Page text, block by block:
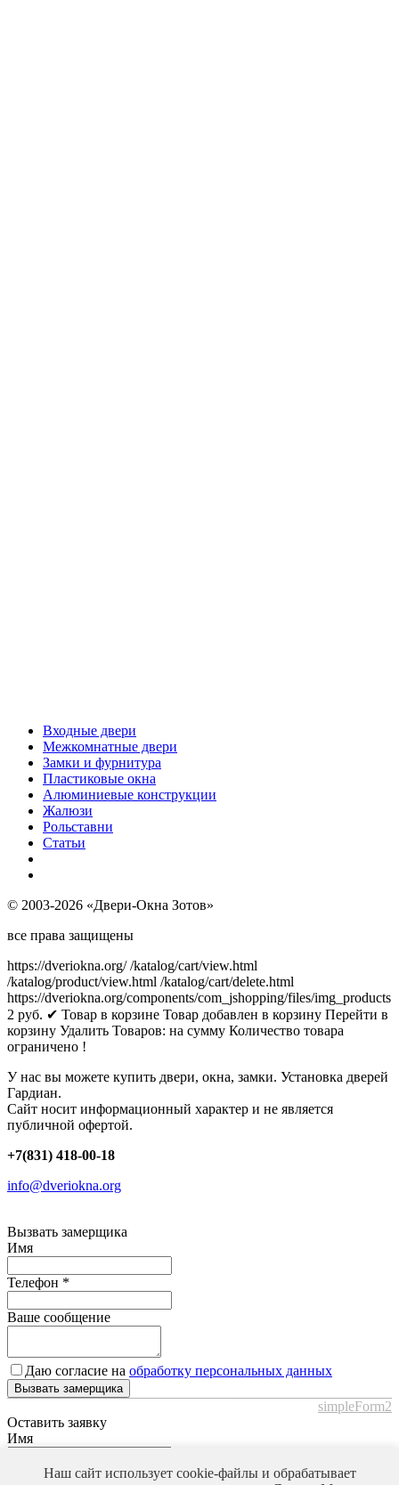
Входные двери
Межкомнатные двери
Замки и фурнитура
Пластиковые окна
Алюминиевые конструкции
Жалюзи
Рольставни
Статьи
© 2003-2026 «Двери-Окна Зотов»
все права защищены
https://dveriokna.org/ /katalog/cart/view.html
/katalog/product/view.html /katalog/cart/delete.html
https://dveriokna.org/components/com_jshopping/files/img_products
2 руб. ✔ Товар в корзине Товар добавлен в корзину Перейти в
корзину Удалить Товаров: на сумму Количество товара
ограничено !
У нас вы можете купить двери, окна, замки. Установка дверей
Гардиан.
Сайт носит информационный характер и не является
публичной офертой.
+7(831) 418-00-18
info@dveriokna.org
Вызвать замерщика
Имя
Телефон *
Ваше сообщение
Даю согласие на обработку персональных данных
Вызвать замерщика
simpleForm2
Оставить заявку
Имя
Телефон*
Наш сайт использует cookie-файлы и обрабатывает